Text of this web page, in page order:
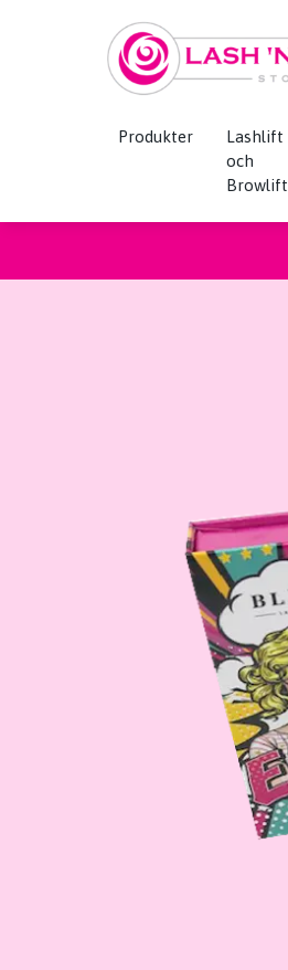
Produkter
Lashlift
och
Browlift